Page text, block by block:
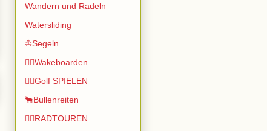
Wandern und Radeln
Watersliding
⛵Segeln
🏄🏽Wakeboarden
🏌️‍♂️Golf SPIELEN
🐂Bullenreiten
🚴‍♂️RADTOUREN